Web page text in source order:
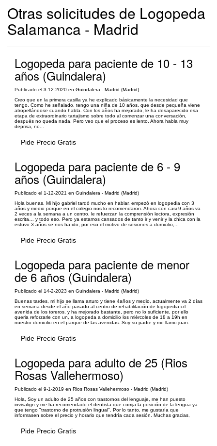
Otras solicitudes de Logopeda
Salamanca - Madrid
Logopeda para paciente de 10 - 13
años (Guindalera)
Publicado el 3-12-2020 en Guindalera - Madrid (Madrid)
Creo que en la primera casilla ya he explicado básicamente la necesidad que
tengo. Como he señalado, tengo una niña de 10 años, que desde pequeña viene
atropellándose cuando habla. Con los años ha mejorado, le ha desaparecido esa
etapa de extraordinario tartajismo sobre todo al comenzar una conversación,
después no queda nada. Pero veo que el proceso es lento. Ahora habla muy
deprisa, no...
Pide Precio Gratis
Logopeda para paciente de 6 - 9
años (Guindalera)
Publicado el 1-12-2021 en Guindalera - Madrid (Madrid)
Hola buenas. Mi hijo gabriel tardó mucho en hablar, empezó en logopedia con 3
años y medio porque en el colegio nos lo recomendaron. Ahora con casi 9 años va
2 veces a la semana a un centro, le refuerzan la comprensión lectora, expresión
escrita… y todo eso. Pero ya estamos cansados de tanto ir y venir y la chica con la
estuvo 3 años se nos ha ido, por eso el motivo de sesiones a domicilio,...
Pide Precio Gratis
Logopeda para paciente de menor
de 6 años (Guindalera)
Publicado el 14-2-2023 en Guindalera - Madrid (Madrid)
Buenas tardes, mi hijo se llama arturo y tiene 4años y medio, actualmente va 2 días
en semana desde el año pasado al centro de rehabilitación de logopedia crl
avenida de los toreros, y ha mejorado bastante, pero no lo suficiente, por ello
queria reforzarle con un, a logopeda a domicilio los miércoles de 18 a 19h en
nuestro domicilio en el parque de las avenidas. Soy su padre y me llamo juan.
Pide Precio Gratis
Logopeda para adulto de 25 (Rios
Rosas Vallehermoso)
Publicado el 9-1-2019 en Rios Rosas Vallehermoso - Madrid (Madrid)
Hola, Soy un adulto de 25 años con trastornos del lenguaje, me han puesto
invisalign y me ha recomendado el dentista que corrija la posición de la lengua ya
que tengo "trastorno de protrusión lingual". Por lo tanto, me gustaría que
informasen sobre el precio y horario que tendría cada sesión. Muchas gracias,
Pide Precio Gratis